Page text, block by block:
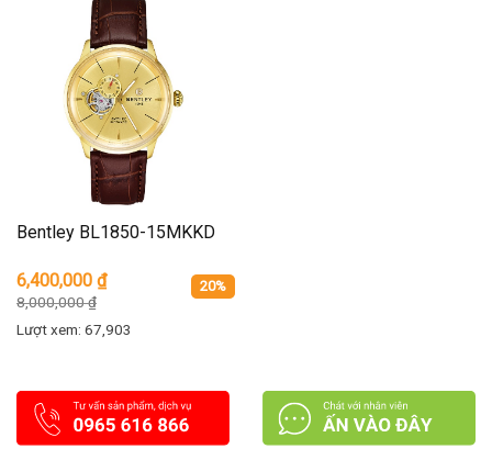
Bentley BL1850-15MKKD
6,400,000 ₫
8,000,000₫
20%
Lượt xem: 67,903